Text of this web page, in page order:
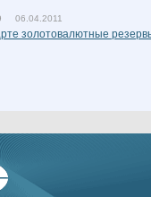
06.04.2011
золотовалютные